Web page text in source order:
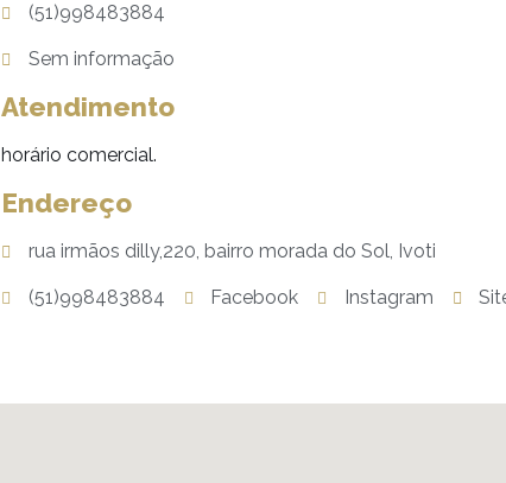
(51)998483884
Sem informação
Atendimento
horário comercial.
Endereço
rua irmãos dilly,220, bairro morada do Sol, Ivoti
(51)998483884 Facebook Instagram